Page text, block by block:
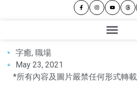
字癒, 職場
May 23, 2021
*所有內容及圖片嚴禁任何形式轉載